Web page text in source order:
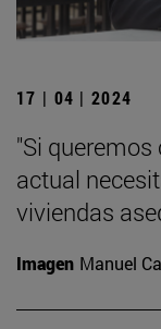
17 | 04 | 2024
"Si queremos
actual
viviendas
Imagen Manuel